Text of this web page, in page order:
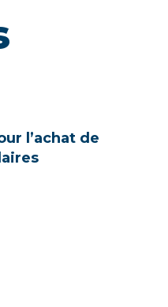
l’achat de